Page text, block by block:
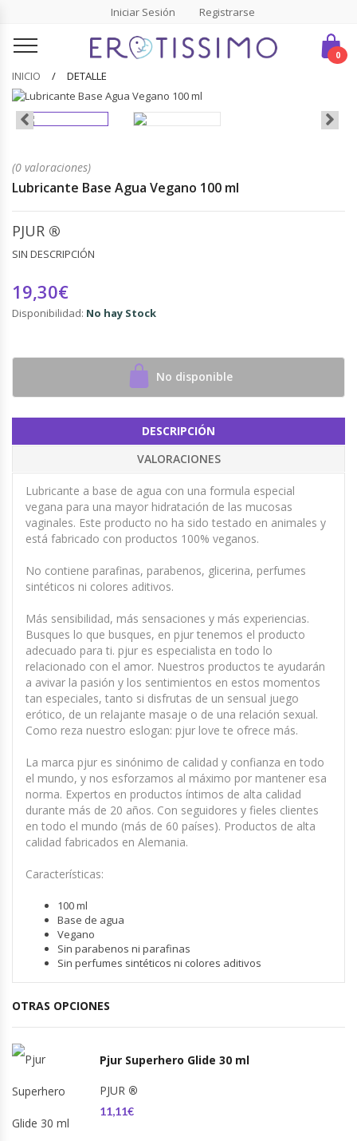
Iniciar Sesión Registrarse
0
INICIO DETALLE
(0 valoraciones)
Lubricante Base Agua Vegano 100 ml
PJUR ®
SIN DESCRIPCIÓN
19,30€
Disponibilidad: No hay Stock
No disponible
DESCRIPCIÓN
VALORACIONES
Lubricante a base de agua con una formula especial
vegana para una mayor hidratación de las mucosas
vaginales. Este producto no ha sido testado en animales y
está fabricado con productos 100% veganos.
No contiene parafinas, parabenos, glicerina, perfumes
sintéticos ni colores aditivos.
Más sensibilidad, más sensaciones y más experiencias.
Busques lo que busques, en pjur tenemos el producto
adecuado para ti. pjur es especialista en todo lo
relacionado con el amor. Nuestros productos te ayudarán
a avivar la pasión y los sentimientos en estos momentos
tan especiales, tanto si disfrutas de un sensual juego
erótico, de un relajante masaje o de una relación sexual.
Como reza nuestro eslogan: pjur love te ofrece más.
La marca pjur es sinónimo de calidad y confianza en todo
el mundo, y nos esforzamos al máximo por mantener esa
norma. Expertos en productos íntimos de alta calidad
durante más de 20 años. Con seguidores y fieles clientes
en todo el mundo (más de 60 países). Productos de alta
calidad fabricados en Alemania.
Características:
100 ml
Base de agua
Vegano
Sin parabenos ni parafinas
Sin perfumes sintéticos ni colores aditivos
OTRAS OPCIONES
Pjur Superhero Glide 30 ml
PJUR ®
11,11€